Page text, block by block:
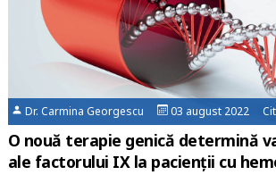
Dr. Carmina Georgescu 03 august 2022
O nouă terapie genică determină
ale factorului IX la pacienții cu